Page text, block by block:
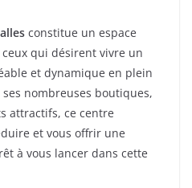
constitue un espace
qui désirent vivre un
et dynamique en plein
nombreuses boutiques,
attractifs, ce centre
et vous offrir une
à vous lancer dans cette